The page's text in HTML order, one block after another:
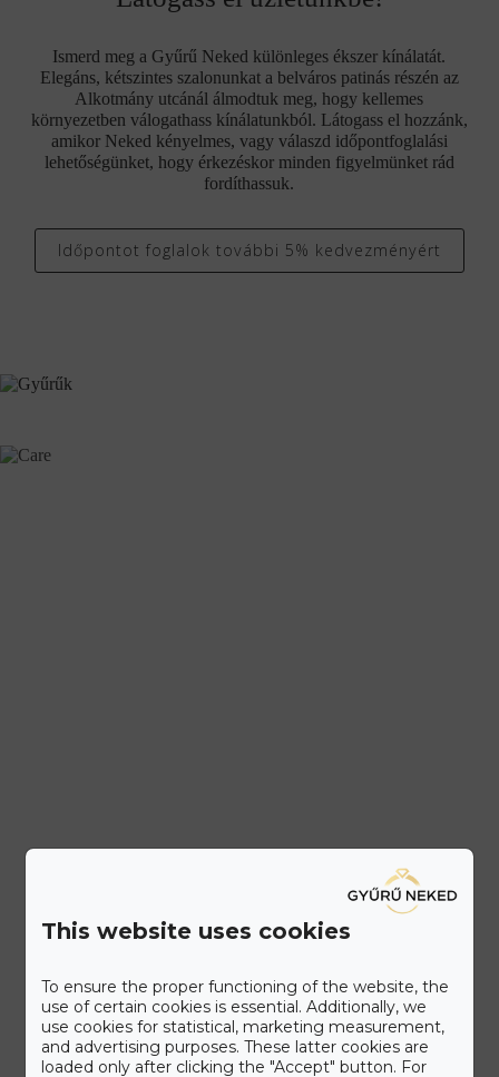
Ismerd meg a Gyűrű Neked különleges ékszer kínálatát.
Elegáns, kétszintes szalonunkat a belváros patinás részén az
Alkotmány utcánál álmodtuk meg, hogy kellemes
környezetben válogathass kínálatunkból. Látogass el hozzánk,
amikor Neked kényelmes, vagy válaszd időpontfoglalási
lehetőségünket, hogy érkezéskor minden figyelmünket rád
fordíthassuk.
Időpontot foglalok további 5% kedvezményért
Ismerd meg a Gyűrű Neked
Care+ csomagot
This website uses cookies
To ensure the proper functioning of the website, the
use of certain cookies is essential. Additionally, we
use cookies for statistical, marketing measurement,
and advertising purposes. These latter cookies are
loaded only after clicking the "Accept" button. For